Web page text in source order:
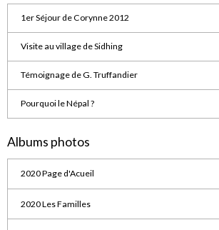
1er Séjour de Corynne 2012
Visite au village de Sidhing
Témoignage de G. Truffandier
Pourquoi le Népal ?
Albums photos
2020 Page d'Acueil
2020 Les Familles